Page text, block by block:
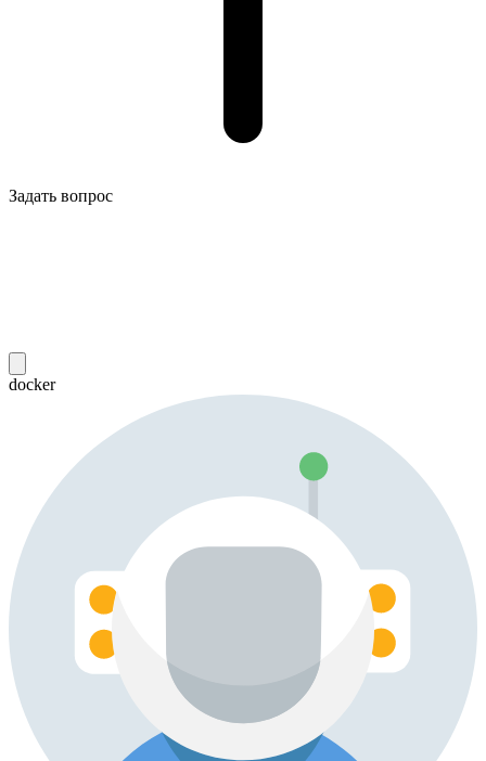
Задать вопрос
docker